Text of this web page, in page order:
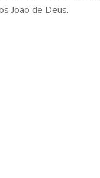
João de Deus.